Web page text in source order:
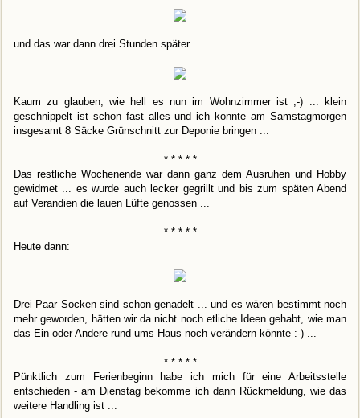
und das war dann drei Stunden später ...
Kaum zu glauben, wie hell es nun im Wohnzimmer ist ;-) ... klein
geschnippelt ist schon fast alles und ich konnte am Samstagmorgen
insgesamt 8 Säcke Grünschnitt zur Deponie bringen ...
* * * * *
Das restliche Wochenende war dann ganz dem Ausruhen und Hobby
gewidmet ... es wurde auch lecker gegrillt und bis zum späten Abend
auf Verandien die lauen Lüfte genossen ...
* * * * *
Heute dann:
Drei Paar Socken sind schon genadelt ... und es wären bestimmt noch
mehr geworden, hätten wir da nicht noch etliche Ideen gehabt, wie man
das Ein oder Andere rund ums Haus noch verändern könnte :-) ...
* * * * *
Pünktlich zum Ferienbeginn habe ich mich für eine Arbeitsstelle
entschieden - am Dienstag bekomme ich dann Rückmeldung, wie das
weitere Handling ist ...